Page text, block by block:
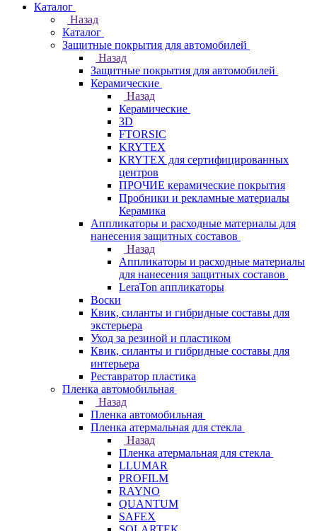
Каталог
Назад
Каталог
Защитные покрытия для автомобилей
Назад
Защитные покрытия для автомобилей
Керамические
Назад
Керамические
3D
FTORSIC
KRYTEX
KRYTEX для сертифицированных
центров
ПРОЧИЕ керамические покрытия
Пробники и рекламные материалы
Керамика
Аппликаторы и расходные материалы для
нанесения защитных составов
Назад
Аппликаторы и расходные материалы
для нанесения защитных составов
LeraTon аппликаторы
Воски
Квик, силанты и гибридные составы для
экстерьера
Уход за резиной и пластиком
Квик, силанты и гибридные составы для
интерьера
Реставратор пластика
Пленка автомобильная
Назад
Пленка автомобильная
Пленка атермальная для стекла
Назад
Пленка атермальная для стекла
LLUMAR
PROFILM
RAYNO
QUANTUM
SAFEX